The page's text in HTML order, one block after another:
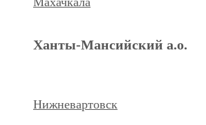
Ханты-Мансийский а.о.
Нижневартовск